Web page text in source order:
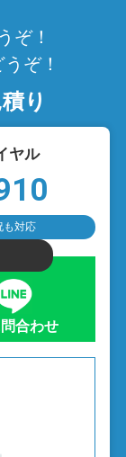
ぞ！
ぞ！
り
ヤル
も対応
合わせ